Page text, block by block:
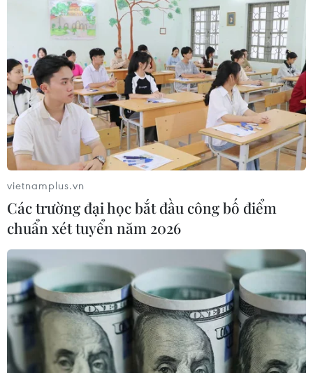
vietnamplus.vn
Các trường đại học bắt đầu công bố điểm
chuẩn xét tuyển năm 2026